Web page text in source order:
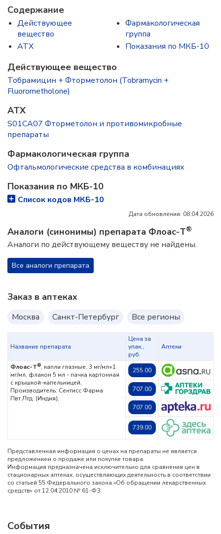
Содержание
Действующее
вещество
ATX
Фармакологическая
группа
Показания по МКБ-10
Действующее вещество
Тобрамицин + Фторметолон (Tobramycin +
Fluorometholone)
ATX
S01CA07 Фторметолон и противомикробные
препараты
Фармакологическая группа
Офтальмологические средства в комбинациях
Показания по МКБ-10
Список кодов МКБ-10
Дата обновления: 08.04.2026
Аналоги (синонимы) препарата Флоас-Т®
Аналоги по действующему веществу не найдены.
Все аналоги препарата
Заказ в аптеках
Москва Санкт-Петербург Все регионы
Название препарата
Цена за
упак.,
руб.
Аптеки
Флоас-Т®, капли глазные, 3 мг/мл+1
мг/мл, флакон 5 мл - пачка картонная
с крышкой-капельницей,
Производитель: Сентисс Фарма
Пвт.Лтд. (Индия),
255.00
707.00
707.00
739.00
Представленная информация о ценах на препараты не является
предложением о продаже или покупке товара.
Информация предназначена исключительно для сравнения цен в
стационарных аптеках, осуществляющих деятельность в соответствии
со статьей 55 Федерального закона «Об обращении лекарственных
средств» от 12.04.2010 № 61-ФЗ.
События